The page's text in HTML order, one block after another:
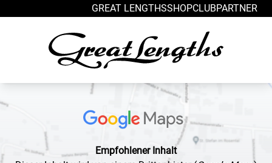
GREAT LENGTHSSHOPCLUBPARTNER
Empfohlener Inhalt